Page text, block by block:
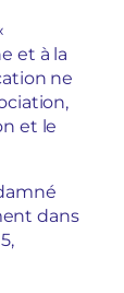
et à la
ne
et le
dans